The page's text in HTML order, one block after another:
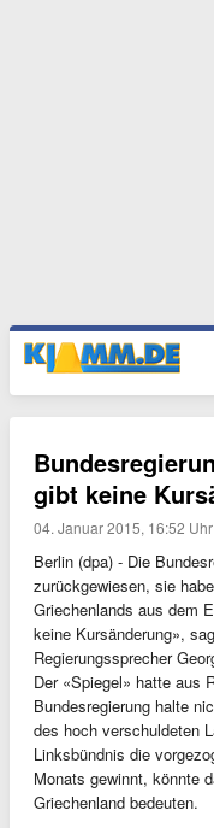
gibt keine
04. Januar 2015, 16:52 Uhr
Berlin (dpa) - Die
zurückgewiesen, sie
Griechenlands aus dem
keine Kursänderung»,
Regierungssprecher
Der «Spiegel» hatte aus
Bundesregierung halte
des hoch verschuldeten
Linksbündnis die
Monats gewinnt, könnte
Griechenland bedeuten.